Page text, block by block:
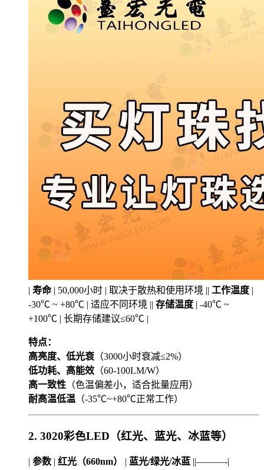
| 寿命 | 50,000小时 | 取决于散热和使用环境 || 工作温度 |
-30℃ ~ +80℃ | 适应不同环境 || 存储温度 | -40℃ ~
+100℃ | 长期存储建议≤60℃ |
特点：
高亮度、低光衰 （3000小时衰减≤2%）
低功耗、高能效 （60-100LM/W）
高一致性 （色温偏差小，适合批量应用）
耐高温低温 （-35℃~+80℃正常工作）
2. 3020彩色LED（红光、蓝光、冰蓝等）
| 参数 | 红光（660nm） | 蓝光/绿光/冰蓝 ||———-|